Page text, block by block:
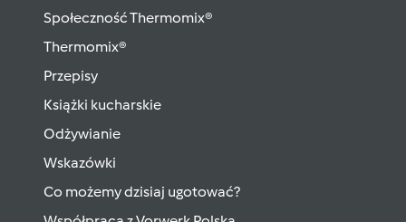
Społeczność Thermomix®
Thermomix®
Przepisy
Książki kucharskie
Odżywianie
Wskazówki
Co możemy dzisiaj ugotować?